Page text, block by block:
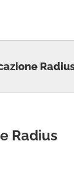
Radius